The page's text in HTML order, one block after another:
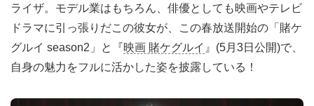
ライザ。モデル業はもちろん、俳優としても映画やテレビ
ドラマに引っ張りだこの彼女が、この春放送開始の「賭ケ
グルイ season2」と『映画 賭ケグルイ 』(5月3日公開)で、
自身の魅力をフルに活かした姿を披露している！